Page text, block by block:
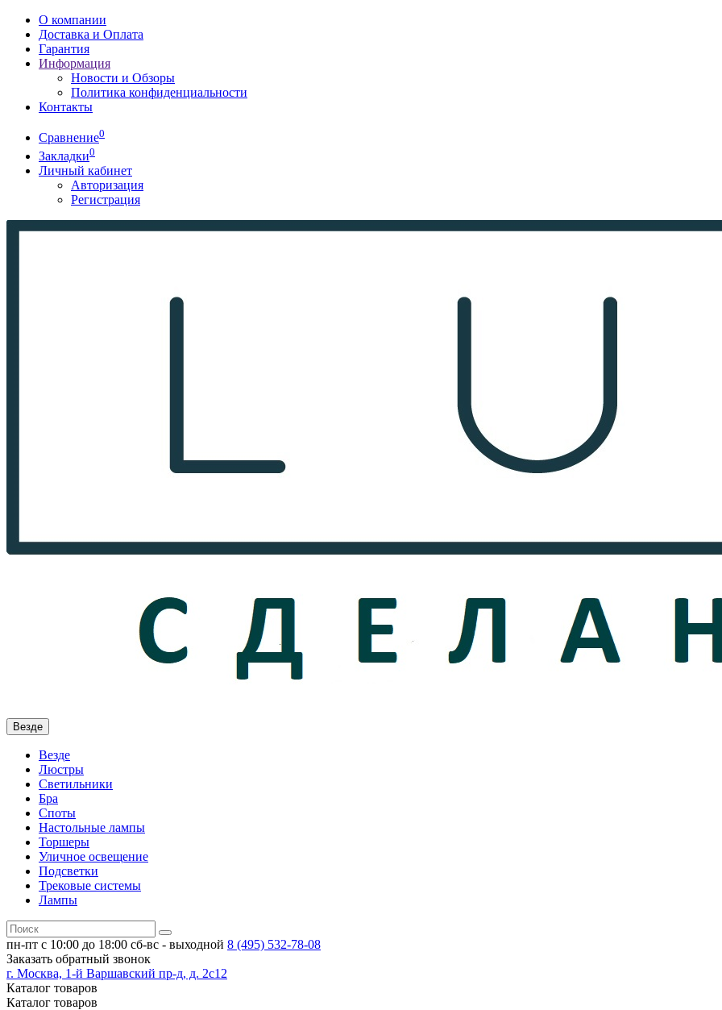
О компании
Доставка и Оплата
Гарантия
Информация
Новости и Обзоры
Политика конфиденциальности
Контакты
Сравнение0
Закладки0
Личный кабинет
Авторизация
Регистрация
Везде
Везде
Люстры
Светильники
Бра
Споты
Настольные лампы
Торшеры
Уличное освещение
Подсветки
Трековые системы
Лампы
пн-пт с 10:00 до 18:00 сб-вс - выходной 8 (495) 532-78-08
Заказать обратный звонок
г. Москва, 1-й Варшавский пр-д, д. 2с12
Каталог товаров
Каталог товаров